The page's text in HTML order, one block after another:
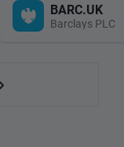
BARC.UK
Barclays PLC